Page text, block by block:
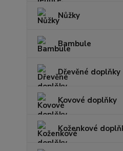
Nůžky
Bambule
Dřevěné doplňky
Kovové doplňky
Koženkové